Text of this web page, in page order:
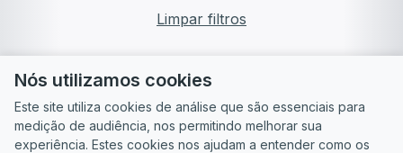
Limpar filtros
Nós utilizamos cookies
Este site utiliza cookies de análise que são essenciais para
medição de audiência, nos permitindo melhorar sua
experiência. Estes cookies nos ajudam a entender como os